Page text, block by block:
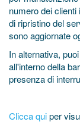
numero dei clienti
di ripristino del
sono aggiornate
In alternativa,
all'interno della
presenza di
Clicca quiper